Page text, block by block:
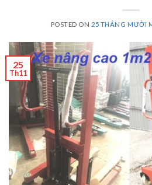
POSTED ON 25 THÁNG MƯỜI
25
Th11